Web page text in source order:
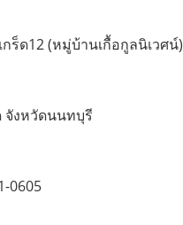
ร็ด12 (หมู่บ้านเกื้อกูลนิเวศน์)
จังหวัดนนทบุรี
0605